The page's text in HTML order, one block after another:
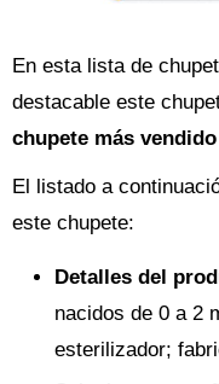
En esta lista de
destacable este
chupete más vendido
El listado a
este chupete:
Detalles del
nacidos de 0 a 2
esterilizador;